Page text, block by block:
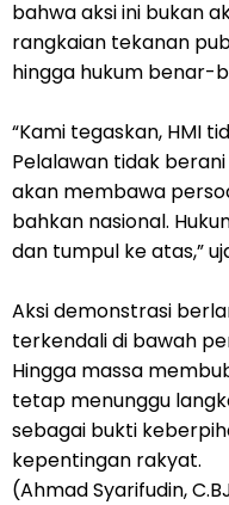
bahwa aksi ini bukan
rangkaian tekanan
hingga hukum benar-
“Kami tegaskan, HMI
Pelalawan tidak
akan membawa
bahkan nasional.
dan tumpul ke atas,”
Aksi demonstrasi
terkendali di bawah
Hingga massa
tetap menunggu
sebagai bukti
kepentingan rakyat.
(Ahmad Syarifudin,